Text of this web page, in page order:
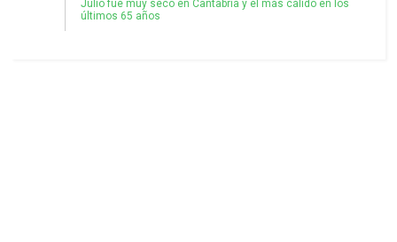
Julio fue muy seco en Cantabria y el más cálido en los
últimos 65 años